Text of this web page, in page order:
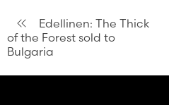
Artikkelien
selaus
Edellinen: The Thick
of the Forest sold to
Bulgaria